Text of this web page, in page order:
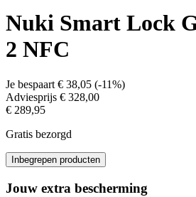
Nuki Smart Lock
2 NFC
Je bespaart € 38,05 (-11%)
Adviesprijs € 328,00
€ 289,95
Gratis bezorgd
Inbegrepen producten
Jouw extra bescherming